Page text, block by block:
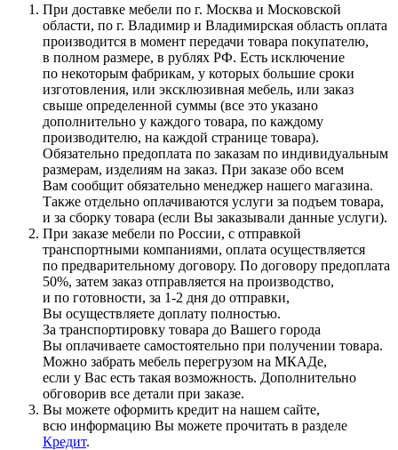
При доставке мебели по г. Москва и Московской
области, по г. Владимир и Владимирская область оплата
производится в момент передачи товара покупателю,
в полном размере, в рублях РФ. Есть исключение
по некоторым фабрикам, у которых большие сроки
изготовления, или эксклюзивная мебель, или заказ
свыше определенной суммы (все это указано
дополнительно у каждого товара, по каждому
производителю, на каждой странице товара).
Обязательно предоплата по заказам по индивидуальным
размерам, изделиям на заказ. При заказе обо всем
Вам сообщит обязательно менеджер нашего магазина.
Также отдельно оплачиваются услуги за подъем товара,
и за сборку товара (если Вы заказывали данные услуги).
При заказе мебели по России, с отправкой
транспортными компаниями, оплата осуществляется
по предварительному договору. По договору предоплата
50%, затем заказ отправляется на производство,
и по готовности, за 1-2 дня до отправки,
Вы осуществляете доплату полностью.
За транспортировку товара до Вашего города
Вы оплачиваете самостоятельно при получении товара.
Можно забрать мебель перегрузом на МКАДе,
если у Вас есть такая возможность. Дополнительно
обговорив все детали при заказе.
Вы можете оформить кредит на нашем сайте,
всю информацию Вы можете прочитать в разделе
Кредит.